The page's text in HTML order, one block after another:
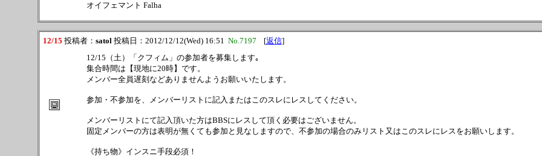
オイフェマント Falha
12/15 投稿者： satol 投稿日：2012/12/12(Wed) 16:51 No.7197 [返信]
12/15（土）「クフィム」の参加者を募集します｡
集合時間は【現地に20時】です。
メンバー全員遅刻などありませんようお願いいたします。
参加・不参加を、メンバーリストに記入またはこのスレにレスしてください。
メンバーリストにて記入頂いた方はBBSにレスして頂く必要はございません。
固定メンバーの方は表明が無くても参加と見なしますので、不参加の場合のみリスト又はこのスレにレスをお願いします。
《持ち物》インスニ手段必須！